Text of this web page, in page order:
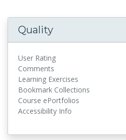
Quality
User Rating
Comments
Learning Exercises
Bookmark Collections
Course ePortfolios
Accessibility Info